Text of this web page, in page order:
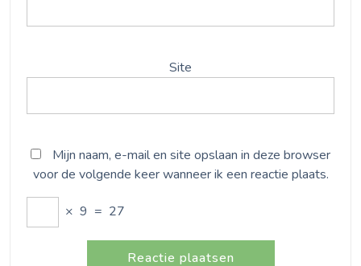
Site
Mijn naam, e-mail en site opslaan in deze browser
voor de volgende keer wanneer ik een reactie plaats.
× 9 = 27